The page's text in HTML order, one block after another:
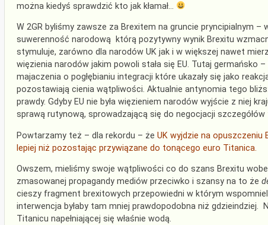
można kiedyś sprawdzić kto jak kłamał…
W 2GR byliśmy zawsze za Brexitem na gruncie pryncipialnym –
suwerenność narodową którą pozytywny wynik Brexitu
stymuluje, zarówno dla narodów UK jak i w większej nawet
więzienia narodów jakim powoli stała się EU. Tutaj germańsko
majaczenia o pogłębianiu integracji które ukazały się jako
pozostawiają cienia wątpliwości. Aktualnie antynomia tego
prawdy. Gdyby EU nie była więzieniem narodów wyjście z niej
sprawą rutynową, sprowadzającą się do negocjacji szczegółów
Powtarzamy też – dla rekordu – że UK wyjdzie na opuszczeniu
lepiej niż pozostając przywiązane do tonącego euro Titanica.
Owszem, mieliśmy swoje wątpliwości co do szans Brexitu
zmasowanej propagandy mediów przeciwko i szansy na to że
cieszy fragment brexitowych przepowiedni w którym
interwencja byłaby tam mniej prawdopodobna niż
Titanicu napełniającej się właśnie wodą.